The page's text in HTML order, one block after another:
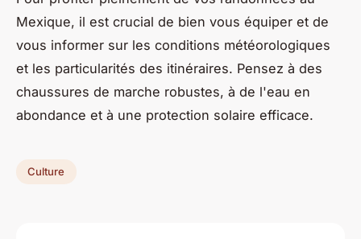
Mexique, il est crucial de bien vous équiper et de
vous informer sur les conditions météorologiques
et les particularités des itinéraires. Pensez à des
chaussures de marche robustes, à de l'eau en
abondance et à une protection solaire efficace.
Culture